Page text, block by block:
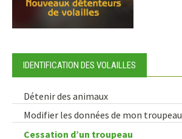
IDENTIFICATION DES VOLAILLES
Détenir des animaux
Modifier les données de mon troupeau
Cessation d’un troupeau